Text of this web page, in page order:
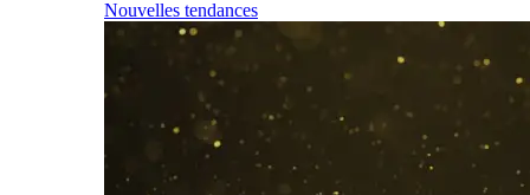
Nouvelles tendances